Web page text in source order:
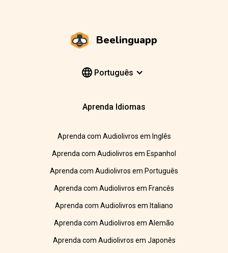
Beelinguapp
Português
Aprenda Idiomas
Aprenda com Audiolivros em Inglês
Aprenda com Audiolivros em Espanhol
Aprenda com Audiolivros em Português
Aprenda com Audiolivros em Francês
Aprenda com Audiolivros em Italiano
Aprenda com Audiolivros em Alemão
Aprenda com Audiolivros em Japonês